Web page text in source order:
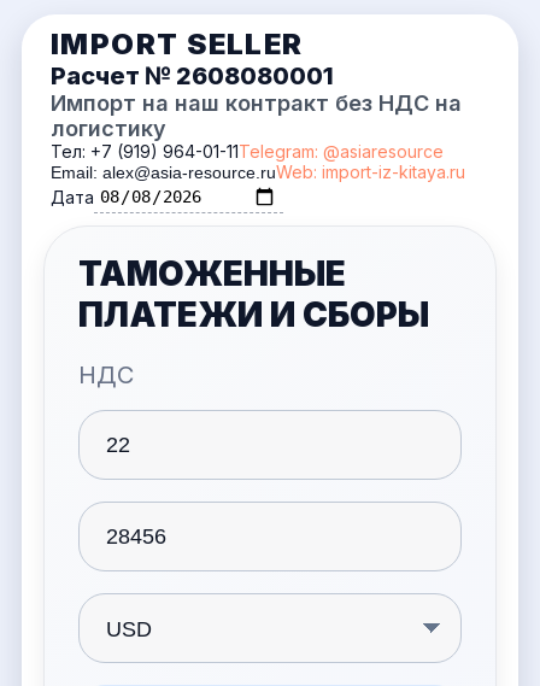
IMPORT SELLER
Расчет № 2608080001
Импорт на наш контракт без НДС на
логистику
Тел: +7 (919) 964-01-11Telegram: @asiaresource
Email: alex@asia-resource.ruWeb: import-iz-kitaya.ru
Дата
ТАМОЖЕННЫЕ
ПЛАТЕЖИ И СБОРЫ
НДС